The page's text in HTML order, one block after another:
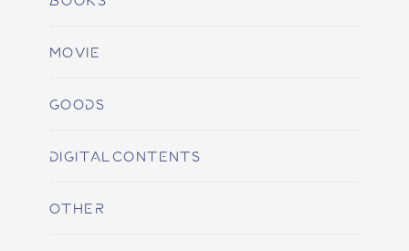
MOVIE
GOODS
DIGITALCONTENTS
OTHER